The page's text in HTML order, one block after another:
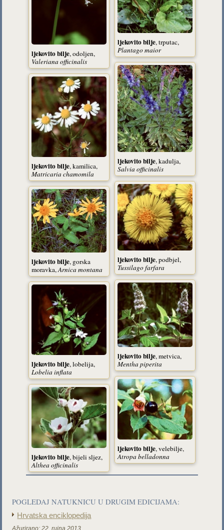
ljekovito bilje, odoljen,
Valeriana officinalis
ljekovito bilje, trputac,
Plantago maior
ljekovito bilje, kadulja,
Salvia officinalis
ljekovito bilje, kamilica,
Matricaria chamomila
ljekovito bilje, podbjel,
Tussilago farfara
ljekovito bilje, gorska
moravka,Arnica montana
ljekovito bilje, metvica,
Mentha piperita
ljekovito bilje, lobelija,
Lobelia inflata
ljekovito bilje, velebilje,
Atropa belladonna
ljekovito bilje, bijeli sljez,
Althea officinalis
POGLEDAJ NATUKNICU U DRUGIM EDICIJAMA:
Hrvatska enciklopedija
Ažurirano: 22. rujna 2013.